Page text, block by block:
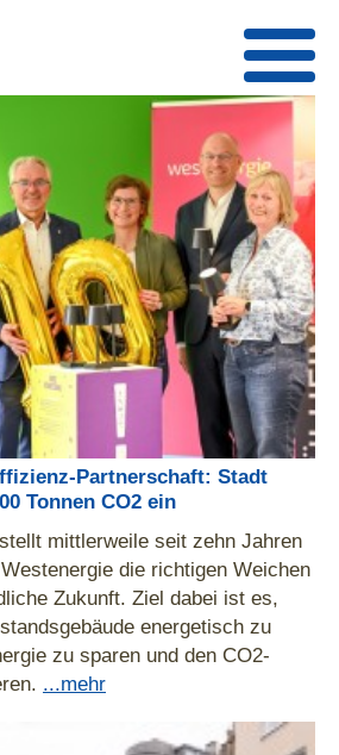
Partnerschaft: Stadt
Tonnen CO2 ein
mittlerweile seit zehn Jahren
die richtigen Weichen
Zukunft. Ziel dabei ist es,
energetisch zu
zu sparen und den CO2-
...mehr